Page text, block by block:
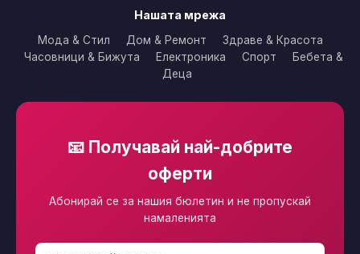
Нашата мрежа
Мода & Стил Дом & Ремонт
Здраве & Красота
Часовници & Бижута
Електроника Спорт
Бебета &
Деца
📧 Получавай най-добрите
оферти
Абонирай се за нашия бюлетин и не пропускай
намаленията